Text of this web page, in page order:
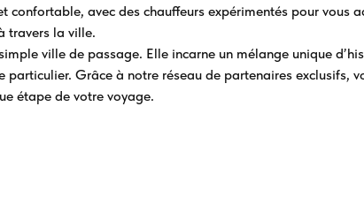
confortable, avec des chauffeurs expérimentés pour vous
travers la ville.
ville de passage. Elle incarne un mélange unique
particulier. Grâce à notre réseau de partenaires exclusifs,
étape de votre voyage.